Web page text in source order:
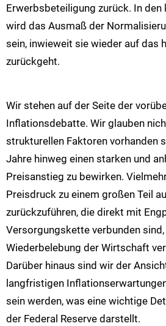
Erwerbsbeteiligung zurück. In
wird das Ausmaß der
sein, inwieweit sie wieder auf das
zurückgeht.
Wir stehen auf der Seite der
Inflationsdebatte. Wir glauben
strukturellen Faktoren vorhanden
Jahre hinweg einen starken und
Preisanstieg zu bewirken.
Preisdruck zu einem großen Teil
zurückzuführen, die direkt mit
Versorgungskette verbunden
Wiederbelebung der Wirtschaft
Darüber hinaus sind wir der
langfristigen
sein werden, was eine wichtige
der Federal Reserve darstellt.